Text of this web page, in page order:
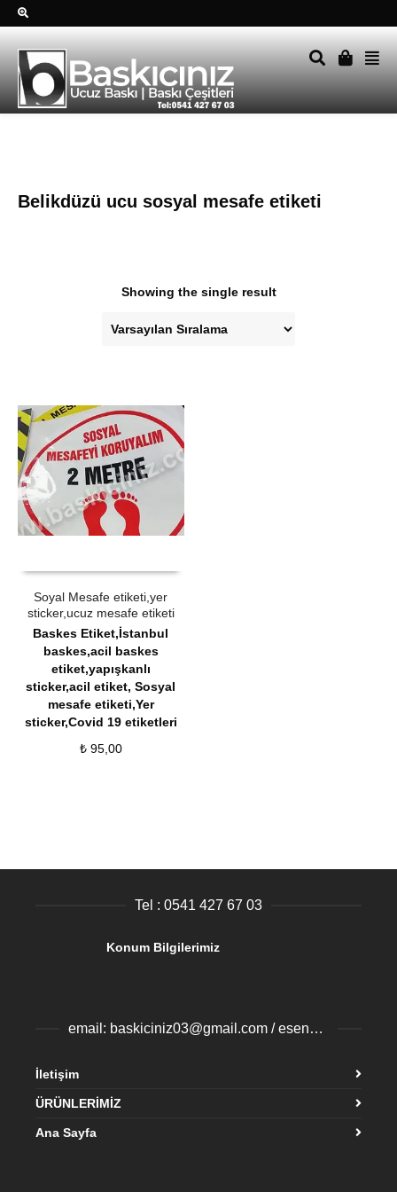
Belikdüzü ucu sosyal mesafe etiketi
Showing the single result
Soyal Mesafe etiketi,yer
sticker,ucuz mesafe etiketi
Baskes Etiket,İstanbul
baskes,acil baskes
etiket,yapışkanlı
sticker,acil etiket,Sosyal
mesafe etiketi,Yer
sticker,Covid 19 etiketleri
₺95,00
Tel : 0541 427 67 03
Konum Bilgilerimiz
email: baskiciniz03@gmail.com / esenyurtbaski@gmail.com
İletişim
ÜRÜNLERİMİZ
Ana Sayfa